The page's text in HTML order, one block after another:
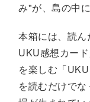
み"が、島の中
本箱には、読
UKU感想カー
を楽しむ「
を読むだけでな